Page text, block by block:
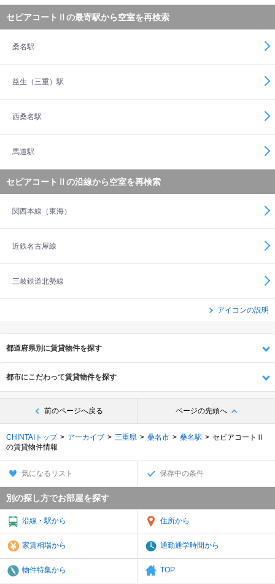
セピアコートⅡの最寄駅から空室を再検索
桑名駅
益生（三重）駅
西桑名駅
馬道駅
セピアコートⅡの沿線から空室を再検索
関西本線（東海）
近鉄名古屋線
三岐鉄道北勢線
アイコンの説明
都道府県別に賃貸物件を探す
都市にこだわって賃貸物件を探す
前のページへ戻る ページの先頭へ
CHINTAIトップ アーカイブ 三重県 桑名市 桑名駅
セピアコートⅡ
の賃貸物件情報
気になるリスト 保存中の条件
別の探し方でお部屋を探す
沿線・駅から 住所から
家賃相場から 通勤通学時間から
物件特集から TOP